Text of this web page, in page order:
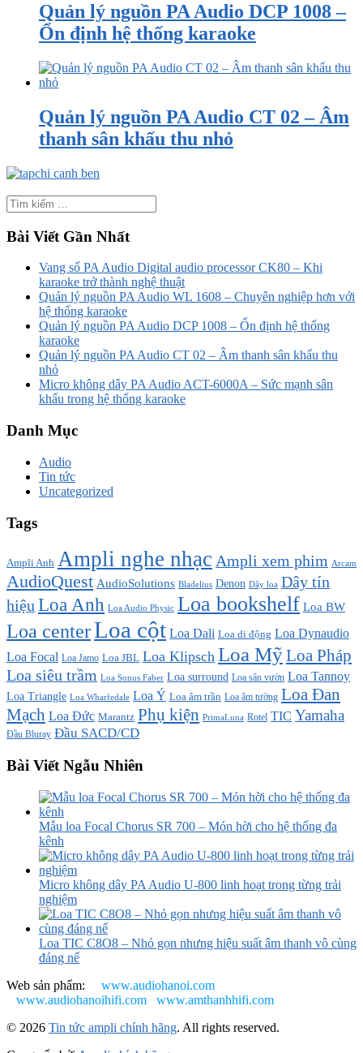
Quản lý nguồn PA Audio DCP 1008 –
Ổn định hệ thống karaoke
Quản lý nguồn PA Audio CT 02 – Âm
thanh sân khấu thu nhỏ
Bài Viết Gần Nhất
Vang số PA Audio Digital audio processor CK80 – Khi
karaoke trở thành nghệ thuật
Quản lý nguồn PA Audio WL 1608 – Chuyên nghiệp hơn với
hệ thống karaoke
Quản lý nguồn PA Audio DCP 1008 – Ổn định hệ thống
karaoke
Quản lý nguồn PA Audio CT 02 – Âm thanh sân khấu thu
nhỏ
Micro không dây PA Audio ACT-6000A – Sức mạnh sân
khấu trong hệ thống karaoke
Danh Mục
Audio
Tin tức
Uncategorized
Tags
Ampli Anh Ampli nghe nhạc Ampli xem phim Arcam
AudioQuest AudioSolutions Bladelius Denon Dây loa Dây tín
hiệu Loa Anh Loa Audio Physic Loa bookshelf Loa BW
Loa centerLoa cột Loa Dali Loa di động Loa Dynaudio
Loa Focal Loa Jamo Loa JBL Loa Klipsch Loa MỹLoa Pháp
Loa siêu trầm Loa Sonus Faber Loa surround Loa sân vườn Loa Tannoy
Loa Triangle Loa Wharfedale Loa Ý Loa âm trần Loa âm tường Loa Đan
Mạch Loa Đức Marantz Phụ kiện PrimaLuna Rotel TIC Yamaha
Đầu Bluray Đầu SACD/CD
Bài Viết Ngẫu Nhiên
Mẫu loa Focal Chorus SR 700 – Món hời cho hệ thống đa
kênh
Micro không dây PA Audio U-800 linh hoạt trong từng trải
nghiệm
Loa TIC C8O8 – Nhỏ gọn nhưng hiệu suất âm thanh vô cùng
đáng nể
Web sản phẩm: www.audiohanoi.com
www.audiohanoihifi.com
www.amthanhhifi.com
© 2026 Tin tức ampli chính hãng. All rights reserved.